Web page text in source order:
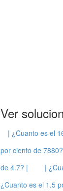
Ver
| ¿Cuanto es el
por ciento de
de 4.7? |
|
¿Cuanto es el 1.5